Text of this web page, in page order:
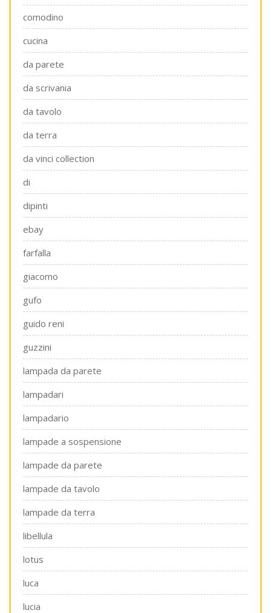
comodino
cucina
da parete
da scrivania
da tavolo
da terra
da vinci collection
di
dipinti
ebay
farfalla
giacomo
gufo
guido reni
guzzini
lampada da parete
lampadari
lampadario
lampade a sospensione
lampade da parete
lampade da tavolo
lampade da terra
libellula
lotus
luca
lucia